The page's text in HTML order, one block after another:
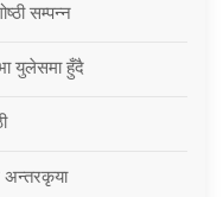
सम्पन्न
युलेसमा हुँदै
अन्तरकृया